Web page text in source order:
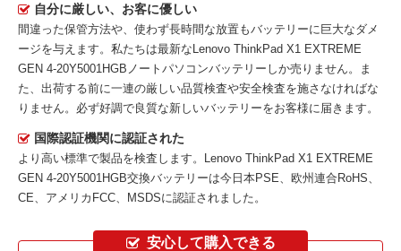
自分に厳しい、お客に優しい
間違った保管方法や、使わず長時間な放置もバッテリーに巨大なダメ
ージを与えます。私たちは最新な Lenovo ThinkPad X1 EXTREME
GEN 4-20Y5001HGBノートパソコンバッテリー しか売りません。ま
た、出荷する前に一連の厳しい品質検査や安全検査を施さなければな
りません。必ず好調で良質な新しいバッテリーをお客様に届きます。
国際認証機関に認証された
より高い標準で製品を検査します。Lenovo ThinkPad X1 EXTREME
GEN 4-20Y5001HGB交換バッテリーは今日本PSE、欧州連合RoHS、
CE、アメリカFCC、MSDSに認証されました。
安心して購入できる